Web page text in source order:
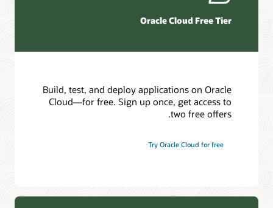
BeeGFS
لوستر
مقياس IBM Spectrum
Oracle Cloud Free Tier
Build, test, and deploy applications on Oracle
Cloud—for free. Sign up once, get access to
two free offers.
Try Oracle Cloud for free